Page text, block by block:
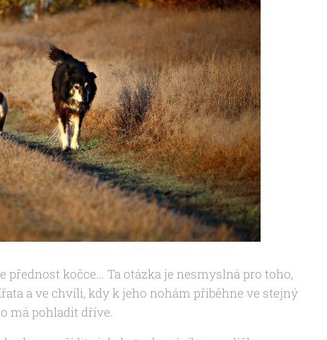
přednost kočce... Ta otázka je nesmyslná pro toho,
a ve chvíli, kdy k jeho nohám přiběhne ve stejný
má pohladit dříve.